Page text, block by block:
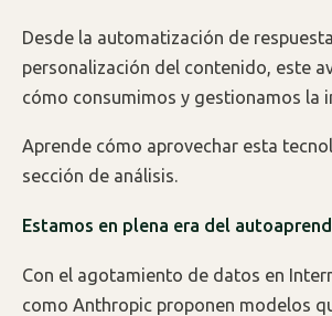
Desde la automatización de
personalización del contenido, este
cómo consumimos y gestionamos la
Aprende cómo aprovechar esta
sección de análisis.
Estamos en plena era del
Con el agotamiento de datos en
como Anthropic proponen modelos